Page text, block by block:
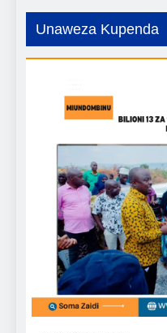
Unaweza Kupenda